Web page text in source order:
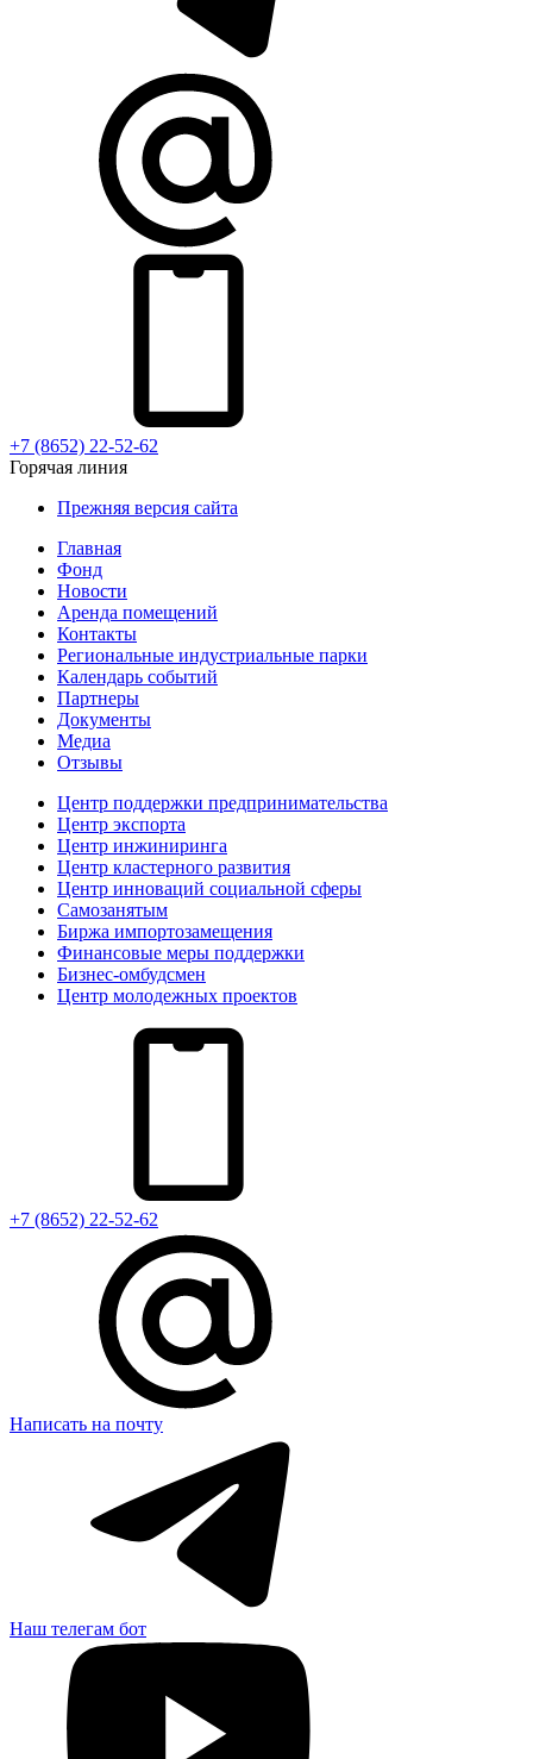
+7 (8652) 22-52-62
Горячая линия
Прежняя версия сайта
Главная
Фонд
Новости
Аренда помещений
Контакты
Региональные индустриальные парки
Календарь событий
Партнеры
Документы
Медиа
Отзывы
Центр поддержки предпринимательства
Центр экспорта
Центр инжиниринга
Центр кластерного развития
Центр инноваций социальной сферы
Cамозанятым
Биржа импортозамещения
Финансовые меры поддержки
Бизнес-омбудсмен
Центр молодежных проектов
+7 (8652) 22-52-62
Написать на почту
Наш телегам бот